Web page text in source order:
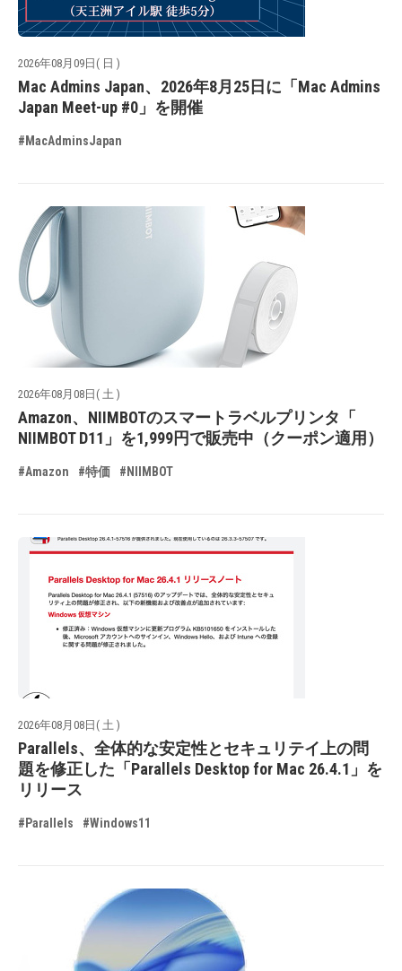
2026年08月09日( 日 )
Mac Admins Japan、2026年8月25日に「Mac Admins
Japan Meet-up #0」を開催
#MacAdminsJapan
2026年08月08日( 土 )
Amazon、NIIMBOTのスマートラベルプリンタ「
NIIMBOT D11」を1,999円で販売中（クーポン適用）
#Amazon #特価 #NIIMBOT
2026年08月08日( 土 )
Parallels、全体的な安定性とセキュリテイ上の問
題を修正した「Parallels Desktop for Mac 26.4.1」を
リリース
#Parallels #Windows11